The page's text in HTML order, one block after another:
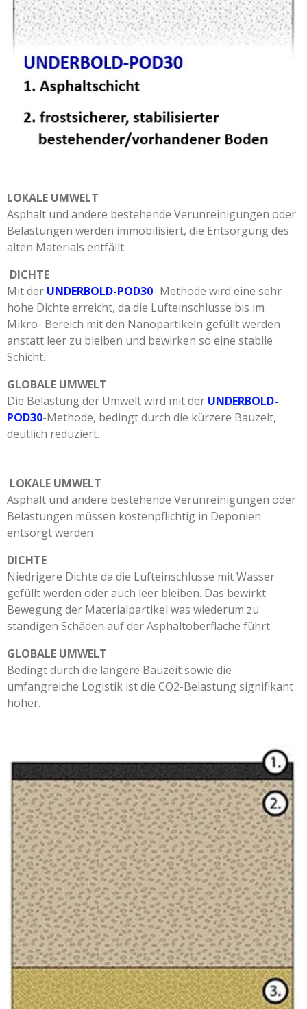
LOKALE UMWELT
Asphalt und andere bestehende Verunreinigungen oder
Belastungen werden immobilisiert, die Entsorgung des
alten Materials entfällt.
DICHTE
Mit der UNDERBOLD-POD30- Methode wird eine sehr
hohe Dichte erreicht, da die Lufteinschlüsse bis im
Mikro- Bereich mit den Nanopartikeln gefüllt werden
anstatt leer zu bleiben und bewirken so eine stabile
Schicht.
GLOBALE UMWELT
Die Belastung der Umwelt wird mit der UNDERBOLD-
POD30-Methode, bedingt durch die kürzere Bauzeit,
deutlich reduziert.
LOKALE UMWELT
Asphalt und andere bestehende Verunreinigungen oder
Belastungen müssen kostenpflichtig in Deponien
entsorgt werden
DICHTE
Niedrigere Dichte da die Lufteinschlüsse mit Wasser
gefüllt werden oder auch leer bleiben. Das bewirkt
Bewegung der Materialpartikel was wiederum zu
ständigen Schäden auf der Asphaltoberfläche führt.
GLOBALE UMWELT
Bedingt durch die längere Bauzeit sowie die
umfangreiche Logistik ist die CO2-Belastung signifikant
höher.